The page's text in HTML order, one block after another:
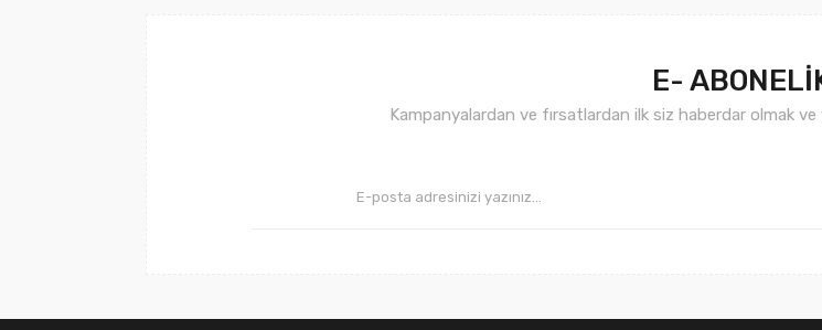
E-
Kampanyalardan ve fırsatlardan ilk siz haberdar olmak